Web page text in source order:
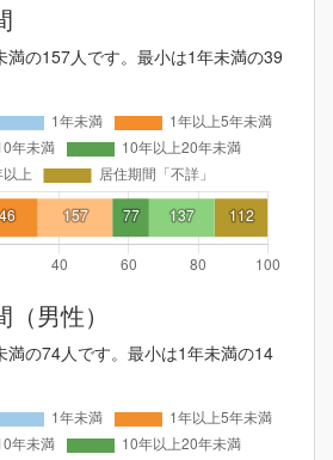
満の157人です。最小は1年未満の39
男性）
満の74人です。最小は1年未満の14